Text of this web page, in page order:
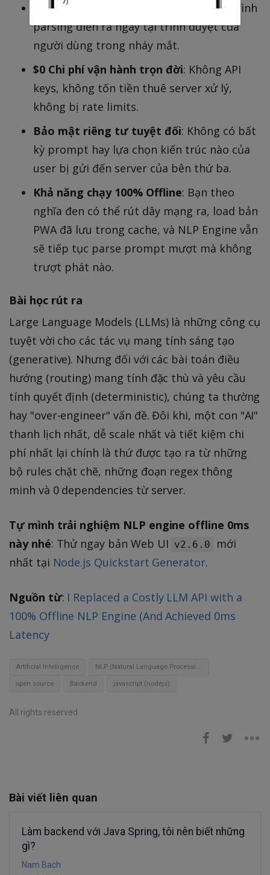
Thời gian phản hồi 0ms
: Toàn bộ quá trình
parsing diễn ra ngay tại trình duyệt của
người dùng trong nháy mắt.
$0 Chi phí vận hành trọn đời: Không API
keys, không tốn tiền thuê server xử lý,
không bị rate limits.
Bảo mật riêng tư tuyệt đối: Không có bất
kỳ prompt hay lựa chọn kiến trúc nào của
user bị gửi đến server của bên thứ ba.
Khả năng chạy 100% Offline: Bạn theo
nghĩa đen có thể rút dây mạng ra, load bản
PWA đã lưu trong cache, và NLP Engine vẫn
sẽ tiếp tục parse prompt mượt mà không
trượt phát nào.
Bài học rút ra
Large Language Models (LLMs) là những công cụ
tuyệt vời cho các tác vụ mang tính sáng tạo
(generative). Nhưng đối với các bài toán điều
hướng (routing) mang tính đặc thù và yêu cầu
tính quyết định (deterministic), chúng ta thường
hay "over-engineer" vấn đề. Đôi khi, một con "AI"
thanh lịch nhất, dễ scale nhất và tiết kiệm chi
phí nhất lại chính là thứ được tạo ra từ những
bộ rules chặt chẽ, những đoạn regex thông
minh và 0 dependencies từ server.
Tự mình trải nghiệm NLP engine offline 0ms
này nhé: Thử ngay bản Web UI v2.6.0
mới
nhất tại Node.js Quickstart Generator.
Nguồn từ: I Replaced a Costly LLM API with a
100% Offline NLP Engine (And Achieved 0ms
Latency
Artificial Intelligence NLP (Natural Language Processing)
open source Backend javascript (nodejs)
All rights reserved
Bài viết liên quan
Làm backend với Java Spring, tôi nên biết những
gì?
Nam Bach